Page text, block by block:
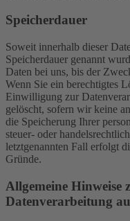
Speicherdauer
Soweit innerhalb dieser
Speicherdauer genannt
Daten bei uns, bis der
Wenn Sie ein berechtigtes
Einwilligung zur
gelöscht, sofern wir keine
die Speicherung Ihrer
steuer- oder
letztgenannten Fall erfolgt
Gründe.
Allgemeine Hinweise
Datenverarbeitung